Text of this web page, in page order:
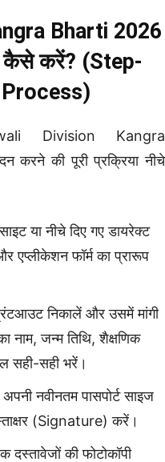
Bharti 2026
करें? (Step-
Division Kangra
की पूरी प्रक्रिया नीचे
या नीचे दिए गए डायरेक्ट
एप्लीकेशन फॉर्म का प्रारूप
निकालें और उसमें मांगी
नाम, जन्म तिथि, शैक्षणिक
सही-सही भरें।
अपनी नवीनतम पासपोर्ट साइज
(Signature) करें।
की फोटोकॉपी